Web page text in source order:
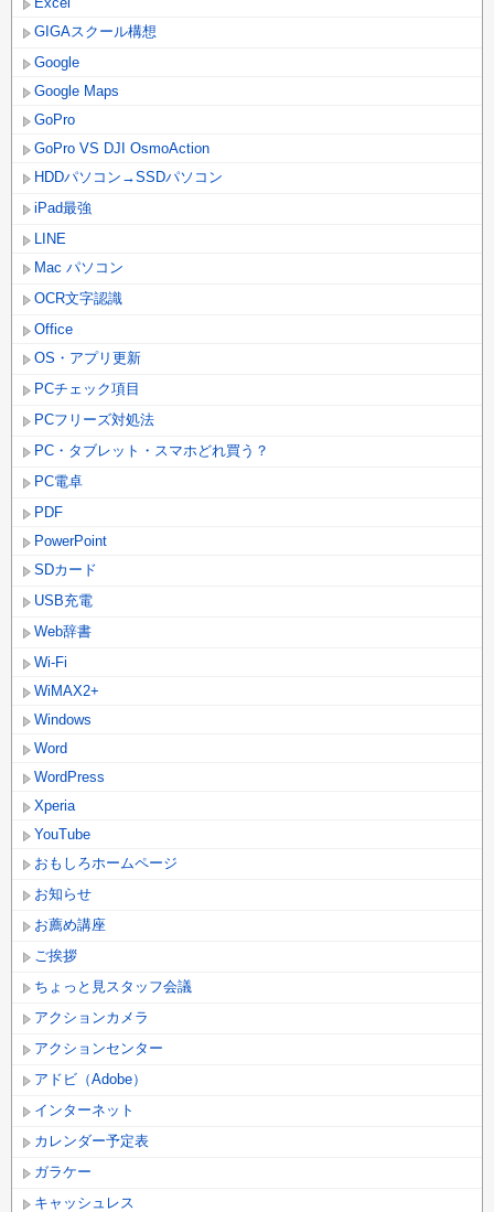
GIGAスクール構想
Google
Google Maps
GoPro
GoPro VS DJI OsmoAction
HDDパソコン→SSDパソコン
iPad最強
LINE
Mac パソコン
OCR文字認識
Office
OS・アプリ更新
PCチェック項目
PCフリーズ対処法
PC・タブレット・スマホどれ買う？
PC電卓
PDF
PowerPoint
SDカード
USB充電
Web辞書
Wi-Fi
WiMAX2+
Windows
Word
WordPress
Xperia
YouTube
おもしろホームページ
お知らせ
お薦め講座
ご挨拶
ちょっと見スタッフ会議
アクションカメラ
アクションセンター
アドビ（Adobe）
インターネット
カレンダー予定表
ガラケー
キャッシュレス